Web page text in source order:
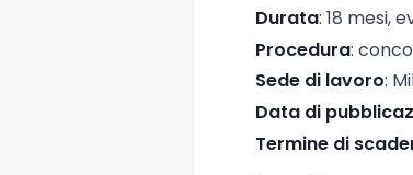
Durata: 18 mesi,
Procedura:
Sede di lavoro:
Data di
Termine di